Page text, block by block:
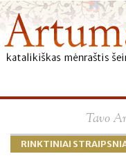
Tavo
RINKTINIAI